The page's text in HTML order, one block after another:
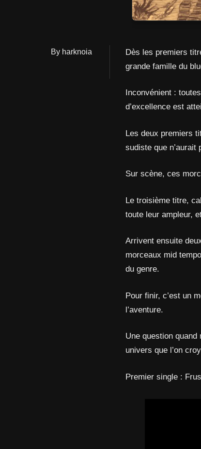
By harknoia
Dès les premiers
grande famille du
Inconvénient :
d’excellence est
Les deux premiers
sudiste que
Sur scène, ces
Le troisième titre,
toute leur ampleur,
Arrivent ensuite
morceaux mid
du genre.
Pour finir, c’est un
l’aventure.
Une question
univers que l’on
Premier single :